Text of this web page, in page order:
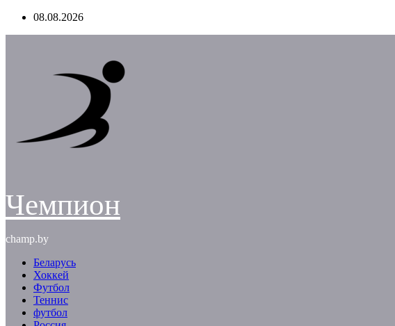
Перейти08.08.2026
Чемпион
champ.by
Беларусь
Хоккей
Футбол
Теннис
футбол